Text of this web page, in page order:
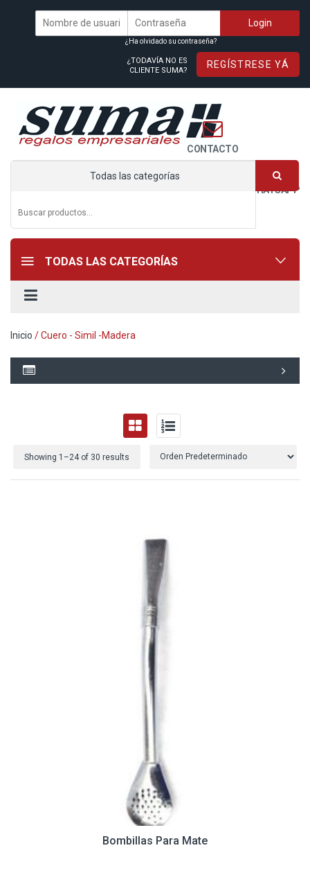
¿Ha olvidado su contraseña?
¿TODAVÍA NO ES
CLIENTE SUMA?
REGÍSTRESE YÁ
WHATSAPP
CONTACTO
Todas las categorías
TODAS LAS CATEGORÍAS
Inicio / Cuero - Simil -Madera
Showing 1–24of 30 results
Bombillas Para Mate